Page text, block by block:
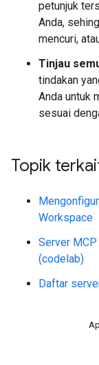
petunjuk
Anda,
mencuri,
Tinjau
tindakan
Anda untuk
sesuai
Topik
Workspace
Server
(codelab)
Daftar